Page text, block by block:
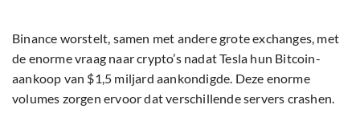
Binance worstelt, samen met andere grote exchanges, met
de enorme vraag naar crypto’s nadat Tesla hun Bitcoin-
aankoop van $1,5 miljard aankondigde. Deze enorme
volumes zorgen ervoor dat verschillende servers crashen.